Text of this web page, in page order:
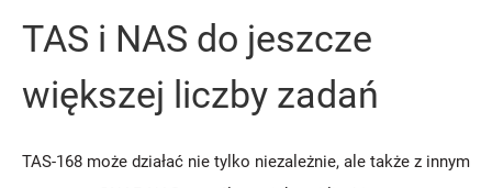
TAS i NAS do jeszcze
większej liczby zadań
TAS-168 może działać nie tylko niezależnie, ale także z innym